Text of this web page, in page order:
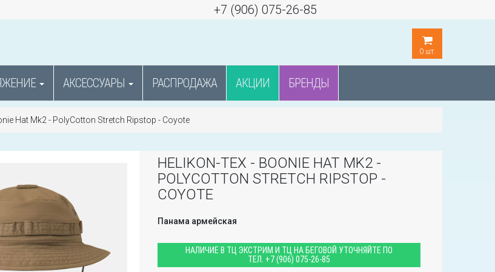
+7 (906) 075-26-85
0шт.
АКСЕССУАРЫ РАСПРОДАЖА АКЦИИ БРЕНДЫ
Hat Mk2 - PolyCotton Stretch Ripstop - Coyote
HELIKON-TEX - BOONIE HAT MK2 -
POLYCOTTON STRETCH RIPSTOP -
COYOTE
Панама армейская
НАЛИЧИЕ В ТЦ ЭКСТРИМ И ТЦ НА БЕГОВОЙ УТОЧНЯЙТЕ ПО
ТЕЛ. +7 (906) 075-26-85